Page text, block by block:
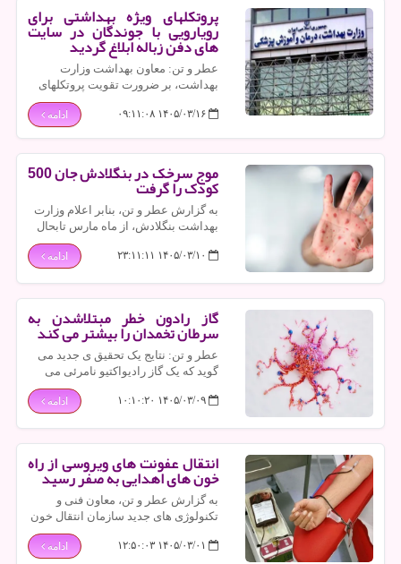
پروتکلهای ویژه بهداشتی برای
رویارویی با جوندگان در سایت
های دفن زباله ابلاغ گردید
عطر و تن: معاون بهداشت وزارت
بهداشت، بر ضرورت تقویت پروتکلهای
بهداشتی و نظارت دقیق بر ایمنی سایت
های دفن پسماند بمنظور رویارویی با
۱۴۰۵/۰۳/۱۶ ۰۹:۱۱:۰۸ ادامه
موج سرخک در بنگلادش جان 500
کودک را گرفت
به گزارش عطر و تن، بنابر اعلام وزارت
بهداشت بنگلادش، از ماه مارس تابحال
بیشتر از ۵۰۰ کودک مشکوک یا دچار
سرخک در این کشور جان خویش را از
ادامه
گاز رادون خطر مبتلاشدن به
سرطان تخمدان را بیشتر می کند
عطر و تن: نتایج یک تحقیق ی جدید می
گوید که یک گاز رادیواکتیو نامرئی می
تواند خطر مبتلاشدن به سرطان تخمدان
را در زنان افزایش دهد.
۱۴۰۵/۰۳/۰۹ ۱۰:۱۰:۲۰ ادامه
انتقال عفونت های ویروسی از راه
خون های اهدایی به صفر رسید
به گزارش عطر و تن، معاون فنی و
تکنولوژی های جدید سازمان انتقال خون
کشور اظهار داشت: با تکنولوژی های
بکار رفته در سازمان انتقال خون، انتقال
ادامه